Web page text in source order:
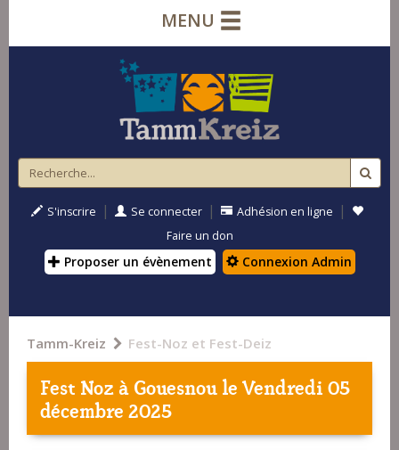
MENU
S'inscrire | Se connecter | Adhésion en ligne |
Faire un don
Proposer un évènement Connexion Admin
Tamm-Kreiz Fest-Noz et Fest-Deiz
Fest Noz àGouesnoule Vendredi 05
décembre 2025